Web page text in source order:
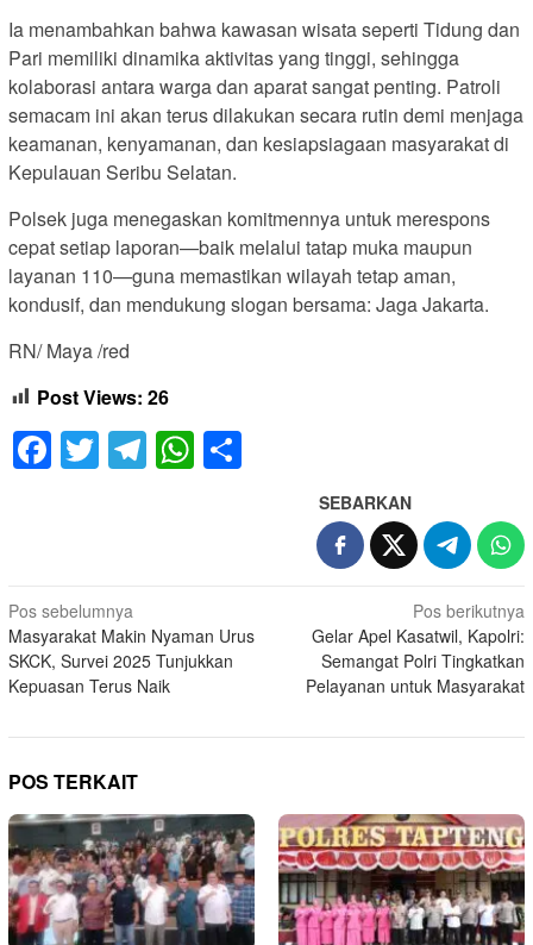
Ia menambahkan bahwa kawasan wisata seperti Tidung dan
Pari memiliki dinamika aktivitas yang tinggi, sehingga
kolaborasi antara warga dan aparat sangat penting. Patroli
semacam ini akan terus dilakukan secara rutin demi menjaga
keamanan, kenyamanan, dan kesiapsiagaan masyarakat di
Kepulauan Seribu Selatan.
Polsek juga menegaskan komitmennya untuk merespons
cepat setiap laporan—baik melalui tatap muka maupun
layanan 110—guna memastikan wilayah tetap aman,
kondusif, dan mendukung slogan bersama: Jaga Jakarta.
RN/ Maya /red
Post Views: 26
Facebook
TwitterTelegram
WhatsApp
SEBARKAN
Navigasi
pos
Pos sebelumnya
Masyarakat Makin Nyaman Urus
SKCK, Survei 2025 Tunjukkan
Kepuasan Terus Naik
Pos berikutnya
Gelar Apel Kasatwil, Kapolri:
Semangat Polri Tingkatkan
Pelayanan untuk Masyarakat
POS TERKAIT